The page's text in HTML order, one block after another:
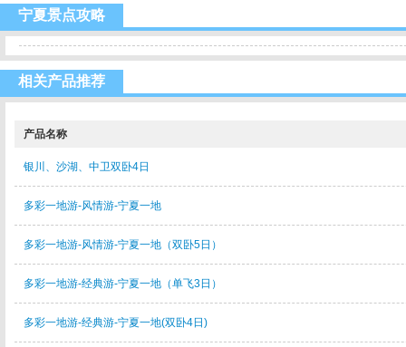
宁夏景点攻略
相关产品推荐
产品名称
银川、沙湖、中卫双卧4日
多彩一地游-风情游-宁夏一地
多彩一地游-风情游-宁夏一地（双卧5日）
多彩一地游-经典游-宁夏一地（单飞3日）
多彩一地游-经典游-宁夏一地(双卧4日)